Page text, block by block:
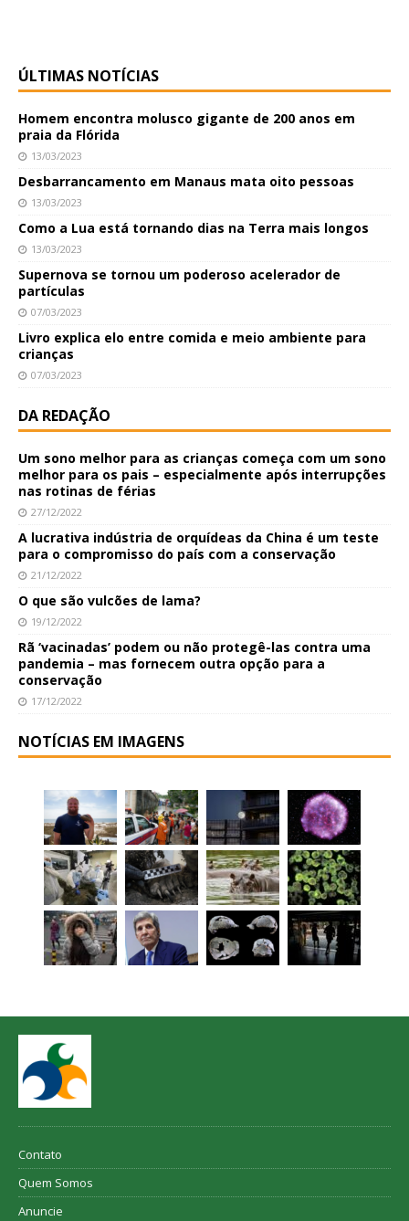
ÚLTIMAS NOTÍCIAS
Homem encontra molusco gigante de 200 anos em
praia da Flórida
13/03/2023
Desbarrancamento em Manaus mata oito pessoas
13/03/2023
Como a Lua está tornando dias na Terra mais longos
13/03/2023
Supernova se tornou um poderoso acelerador de
partículas
07/03/2023
Livro explica elo entre comida e meio ambiente para
crianças
07/03/2023
DA REDAÇÃO
Um sono melhor para as crianças começa com um sono
melhor para os pais – especialmente após interrupções
nas rotinas de férias
27/12/2022
A lucrativa indústria de orquídeas da China é um teste
para o compromisso do país com a conservação
21/12/2022
O que são vulcões de lama?
19/12/2022
Rã ‘vacinadas’ podem ou não protegê-las contra uma
pandemia – mas fornecem outra opção para a
conservação
17/12/2022
NOTÍCIAS EM IMAGENS
Contato
Quem Somos
Anuncie